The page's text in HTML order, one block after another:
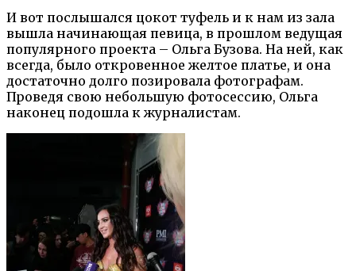
И вот послышался цокот туфель и к нам из зала
вышла начинающая певица, в прошлом ведущая
популярного проекта – Ольга Бузова. На ней, как
всегда, было откровенное желтое платье, и она
достаточно долго позировала фотографам.
Проведя свою небольшую фотосессию, Ольга
наконец подошла к журналистам.